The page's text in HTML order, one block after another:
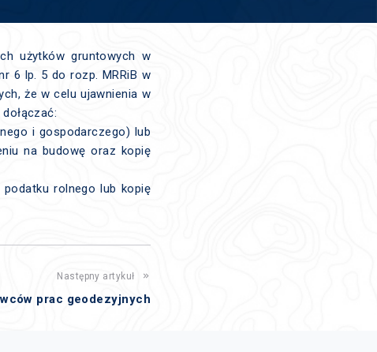
użytków gruntowych w
6 lp. 5 do rozp. MRRiB w
że w celu ujawnienia w
i gospodarczego) lub
na budowę oraz kopię
rolnego lub kopię
Następny artykuł
prac geodezyjnych